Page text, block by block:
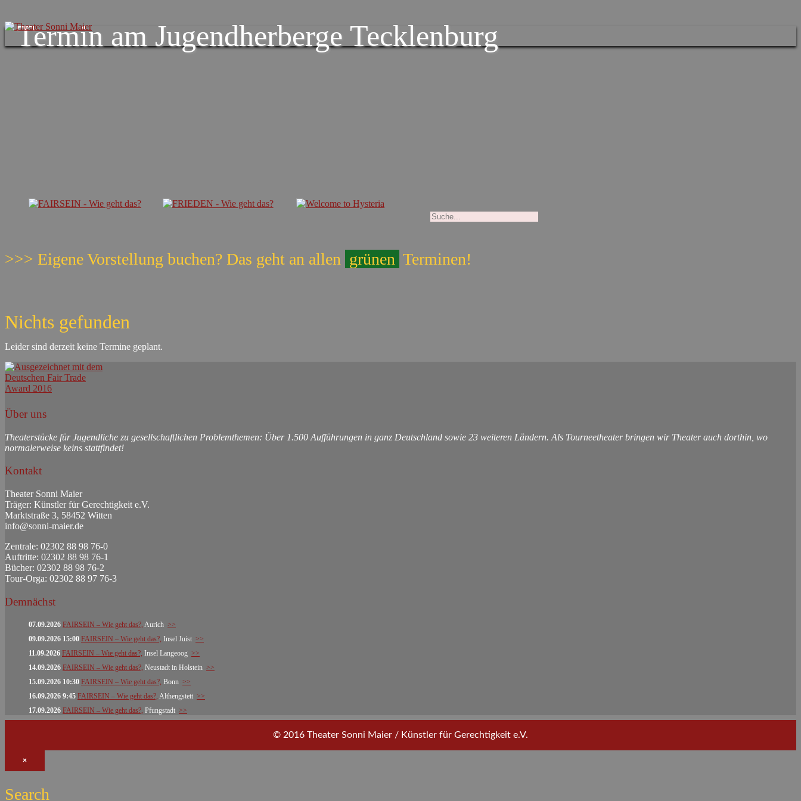
Termin am Jugendherberge Tecklenburg
>>> Eigene Vorstellung buchen? Das geht an allen grünen Terminen!
Nichts gefunden
Leider sind derzeit keine Termine geplant.
Über uns
Theaterstücke für Jugendliche zu gesellschaftlichen Problemthemen: Über 1.500 Aufführungen in ganz Deutschland sowie 23 weiteren Ländern. Als Tourneetheater bringen wir Theater auch dorthin, wo
normalerweise keins stattfindet!
Kontakt
Theater Sonni Maier
Träger: Künstler für Gerechtigkeit e.V.
Marktstraße 3, 58452 Witten
info@sonni-maier.de
Zentrale: 02302 88 98 76-0
Auftritte: 02302 88 98 76-1
Bücher: 02302 88 98 76-2
Tour-Orga: 02302 88 97 76-3
Demnächst
07.09.2026 FAIRSEIN – Wie geht das?, Aurich >>
09.09.2026 15:00 FAIRSEIN – Wie geht das?, Insel Juist >>
11.09.2026 FAIRSEIN – Wie geht das?, Insel Langeoog >>
14.09.2026 FAIRSEIN – Wie geht das?, Neustadt in Holstein >>
15.09.2026 10:30 FAIRSEIN – Wie geht das?, Bonn >>
16.09.2026 9:45 FAIRSEIN – Wie geht das?, Althengstett >>
17.09.2026 FAIRSEIN – Wie geht das?, Pfungstadt >>
© 2016 Theater Sonni Maier / Künstler für Gerechtigkeit e.V.
×
Search